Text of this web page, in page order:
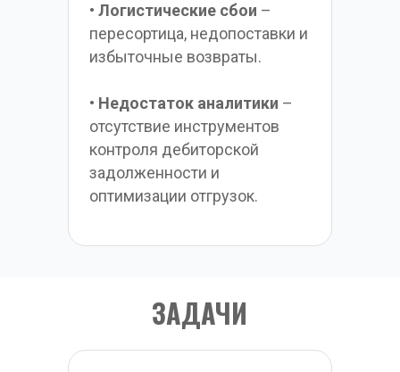
• Логистические сбои –
пересортица, недопоставки и
избыточные возвраты.
• Недостаток аналитики –
отсутствие инструментов
контроля дебиторской
задолженности и
оптимизации отгрузок.
ЗАДАЧИ